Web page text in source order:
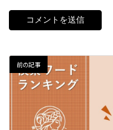
前の記事